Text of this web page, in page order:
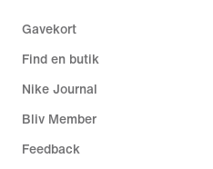
Gavekort
Find en butik
Nike Journal
Bliv Member
Feedback